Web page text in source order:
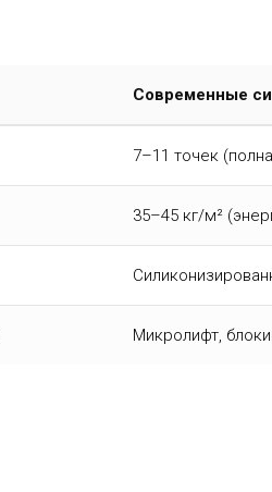
Современные
7–11 точек
35–45 кг/м²
Микролифт,